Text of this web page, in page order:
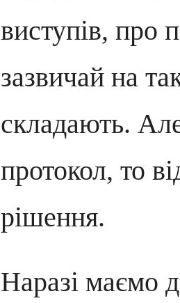
виступів, про
зазвичай на
складають.
протокол, то
рішення.
Наразі маємо